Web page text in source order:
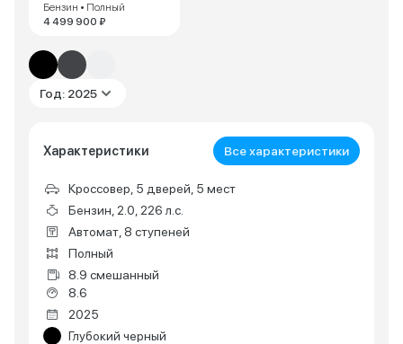
Бензин • Полный
4 499 900 ₽
Год: 2025
Характеристики Все характеристики
Кроссовер, 5 дверей, 5 мест
Бензин, 2.0, 226 л.с.
Автомат, 8 ступеней
Полный
8.9 смешанный
8.6
2025
Глубокий черный